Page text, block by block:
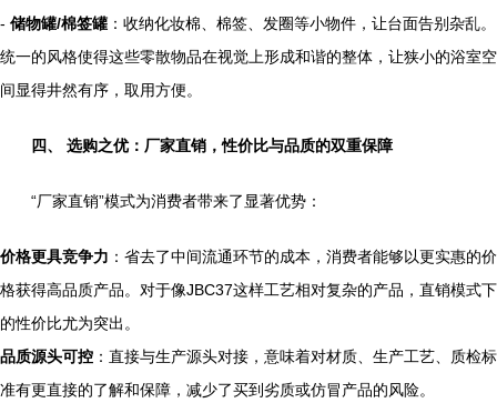
- 储物罐/棉签罐 ：收纳化妆棉、棉签、发圈等小物件，让台面告别杂乱。
统一的风格使得这些零散物品在视觉上形成和谐的整体，让狭小的浴室空
间显得井然有序，取用方便。
四、 选购之优：厂家直销，性价比与品质的双重保障
“厂家直销”模式为消费者带来了显著优势：
价格更具竞争力 ：省去了中间流通环节的成本，消费者能够以更实惠的价
格获得高品质产品。对于像JBC37这样工艺相对复杂的产品，直销模式下
的性价比尤为突出。
品质源头可控 ：直接与生产源头对接，意味着对材质、生产工艺、质检标
准有更直接的了解和保障，减少了买到劣质或仿冒产品的风险。